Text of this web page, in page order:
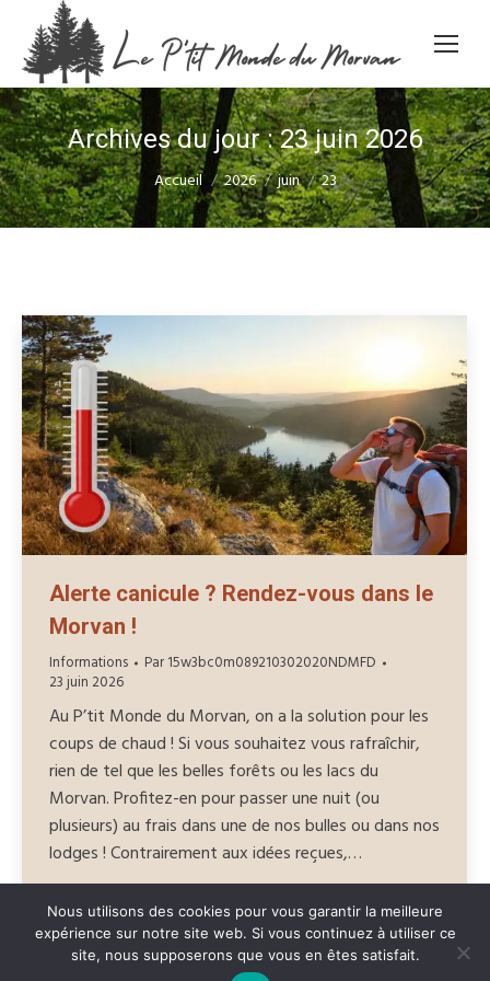
Archives du jour :23 juin 2026
Vous êtes ici :
Accueil 2026 juin 23
Alerte canicule ? Rendez-vous dans le
Morvan !
Informations Par15w3bc0m089210302020NDMFD
23 juin 2026
Au P’tit Monde du Morvan, on a la solution pour les
coups de chaud ! Si vous souhaitez vous rafraîchir,
rien de tel que les belles forêts ou les lacs du
Morvan. Profitez-en pour passer une nuit (ou
plusieurs) au frais dans une de nos bulles ou dans nos
lodges ! Contrairement aux idées reçues,…
Nous utilisons des cookies pour vous garantir la meilleure
expérience sur notre site web. Si vous continuez à utiliser ce
site, nous supposerons que vous en êtes satisfait.